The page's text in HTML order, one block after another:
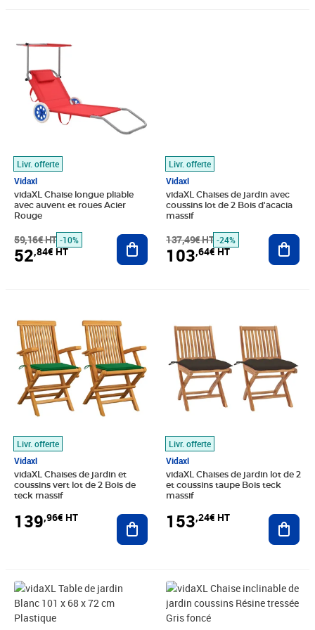
Livr. offerte
Vidaxl
vidaXL Chaise longue pliable
avec auvent et roues Acier
Rouge
59,16€ HT -10%
52,84€ HT
Ajouter au panier
Livr. offerte
Vidaxl
vidaXL Chaises de jardin avec
coussins lot de 2 Bois d'acacia
massif
137,49€ HT -24%
103,64€ HT
Livr. offerte
Vidaxl
vidaXL Chaises de jardin et
coussins vert lot de 2 Bois de
teck massif
139,96€ HT Ajouter au panier
Livr. offerte
Vidaxl
vidaXL Chaises de jardin lot de 2
et coussins taupe Bois teck
massif
153,24€ HT
Prix barré 58,32€ HT
Prix 49,20€ HT Prix barré 154,16€ HT
Prix 119,91€ HT